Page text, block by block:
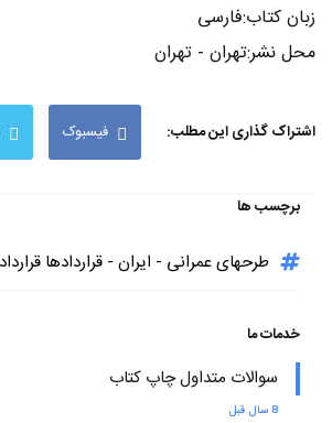
زبان کتاب:فارسی
محل نشر:تهران - تهران
اشتراک گذاری این مطلب: فیسبوک
برچسب ها
طرحهای عمرانی - ایران - قراردادها
خدمات ما
سوالات متداول چاپ کتاب
8 سال قبل